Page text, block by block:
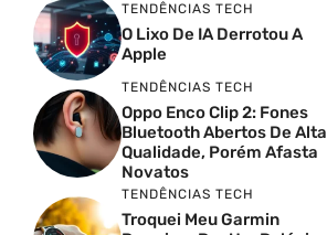
TENDÊNCIAS TECH
O Lixo De IA Derrotou A
Apple
TENDÊNCIAS TECH
Oppo Enco Clip 2: Fones
Bluetooth Abertos De Alta
Qualidade, Porém Afasta
Novatos
TENDÊNCIAS TECH
Troquei Meu Garmin